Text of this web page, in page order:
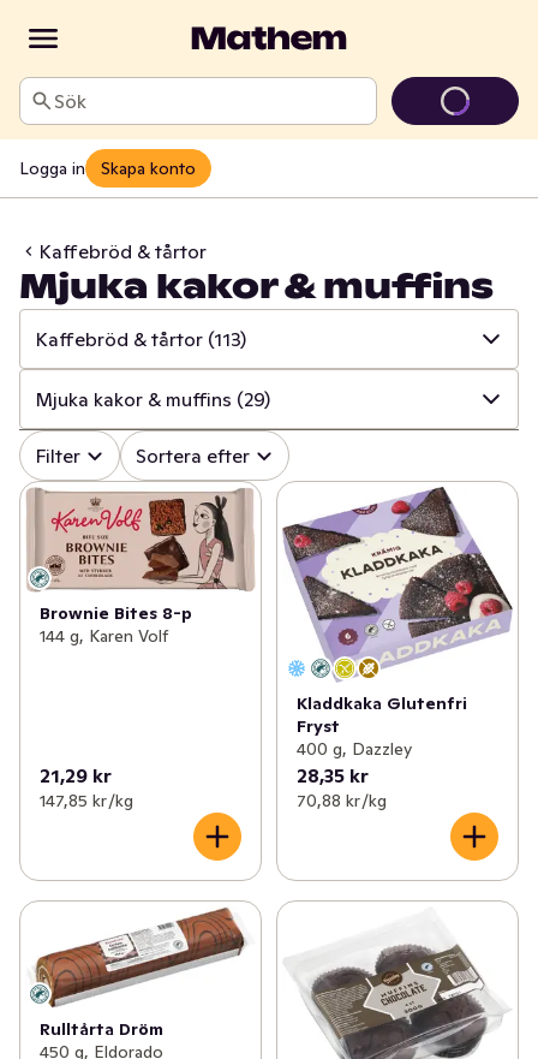
Sök
Logga in Skapa konto
Kaffebröd & tårtor
Mjuka kakor & muffins
Kaffebröd & tårtor (113)
✓ Alla (615)
✓ Matbröd (153)
✓ Knäckebröd & skorpor (104)
Kex & kakor (148)
✓ Kaffebröd & tårtor
Mjuka kakor & muffins (29)
✓ Alla (113)
Vetebröd, bullar & längder
✓ Kondisbitar (28)
✓ Frysta bullar & kakor
(29)
✓ Färska tårtor & efterrätter
Frysta desserter & pajer
✓ Tårtbotten (5)
Filter Sortera efter
Brownie Bites 8-p
144 g, Karen Volf
21,29 kr
147,85 kr /kg
Kladdkaka Glutenfri
Fryst
400 g, Dazzley
28,35 kr
70,88 kr /kg
Rulltårta Dröm
450 g, Eldorado